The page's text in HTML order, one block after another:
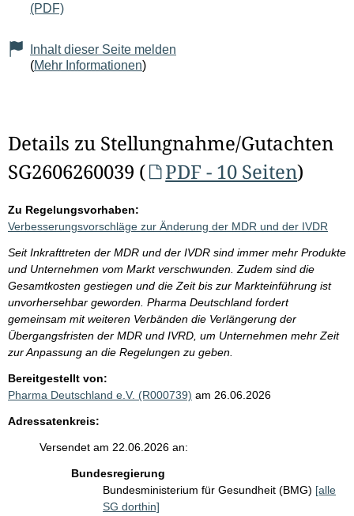
(PDF)
Inhalt dieser Seite melden
(Mehr Informationen)
Details zu Stellungnahme/Gutachten
SG2606260039 (
PDF - 10 Seiten)
Zu Regelungsvorhaben:
Verbesserungsvorschläge zur Änderung der MDR und der IVDR
Seit Inkrafttreten der MDR und der IVDR sind immer mehr Produkte
und Unternehmen vom Markt verschwunden. Zudem sind die
Gesamtkosten gestiegen und die Zeit bis zur Markteinführung ist
unvorhersehbar geworden. Pharma Deutschland fordert
gemeinsam mit weiteren Verbänden die Verlängerung der
Übergangsfristen der MDR und IVRD, um Unternehmen mehr Zeit
zur Anpassung an die Regelungen zu geben.
Bereitgestellt von:
Pharma Deutschland e.V. (R000739) am 26.06.2026
Adressatenkreis:
Versendet am 22.06.2026 an:
Bundesregierung
Bundesministerium für Gesundheit (BMG) [alle
SG dorthin]